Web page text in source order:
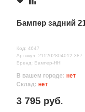
Бампер задний
Код: 4647
Артикул: 211202804012-387
Бренд: Бампер-НН
В вашем городе: нет
Склад: нет
3 795 руб.